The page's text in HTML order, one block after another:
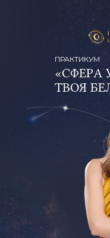
«СФЕРА
ТВОЯ
ПРАКТИКУМ